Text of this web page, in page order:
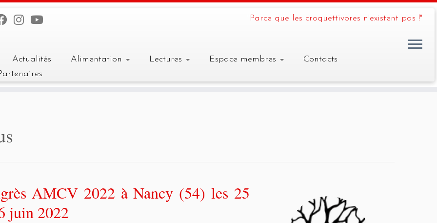
"Parce que les croquettivores n'existent pas !"
Actualités Alimentation Lectures Espace membres
Contacts
AMCV 2022 à Nancy (54) les 25
juin 2022